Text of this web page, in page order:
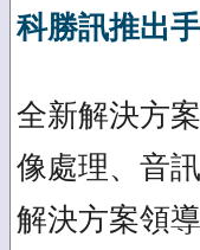
科勝訊推出
全新解決方
像處理、音
解決方案領